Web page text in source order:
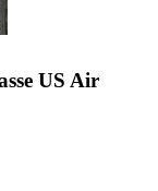
US Air